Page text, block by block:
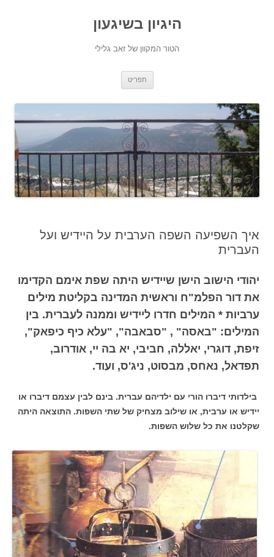
היגיון בשיגעון
הטור המקוון של זאב גלילי
תפריט
איך השפיעה השפה הערבית על היידיש ועל
העברית
יהודי הישוב הישן שיידיש היתה שפת אימם הקדימו
את דור הפלמ"ח וראשית המדינה בקליטת מילים
ערביות * המילים חדרו ליידיש וממנה לעברית. בין
המילים: "באסה" , "סבאבה", "עלא כיף כיפאק",
זיפת, דוגרי, יאללה, חביבי, יא בה יי, אודרוב,
תפדאל, נאחס, מבסוט, ניג'ס, ועוד.
בילדותי דיברו הורי עם ילדיהם עברית. בינם לבין עצמם דיברו או
יידיש או ערבית, או שילוב מצחיק של שתי השפות. התוצאה היתה
שקלטנו את כל שלוש השפות.